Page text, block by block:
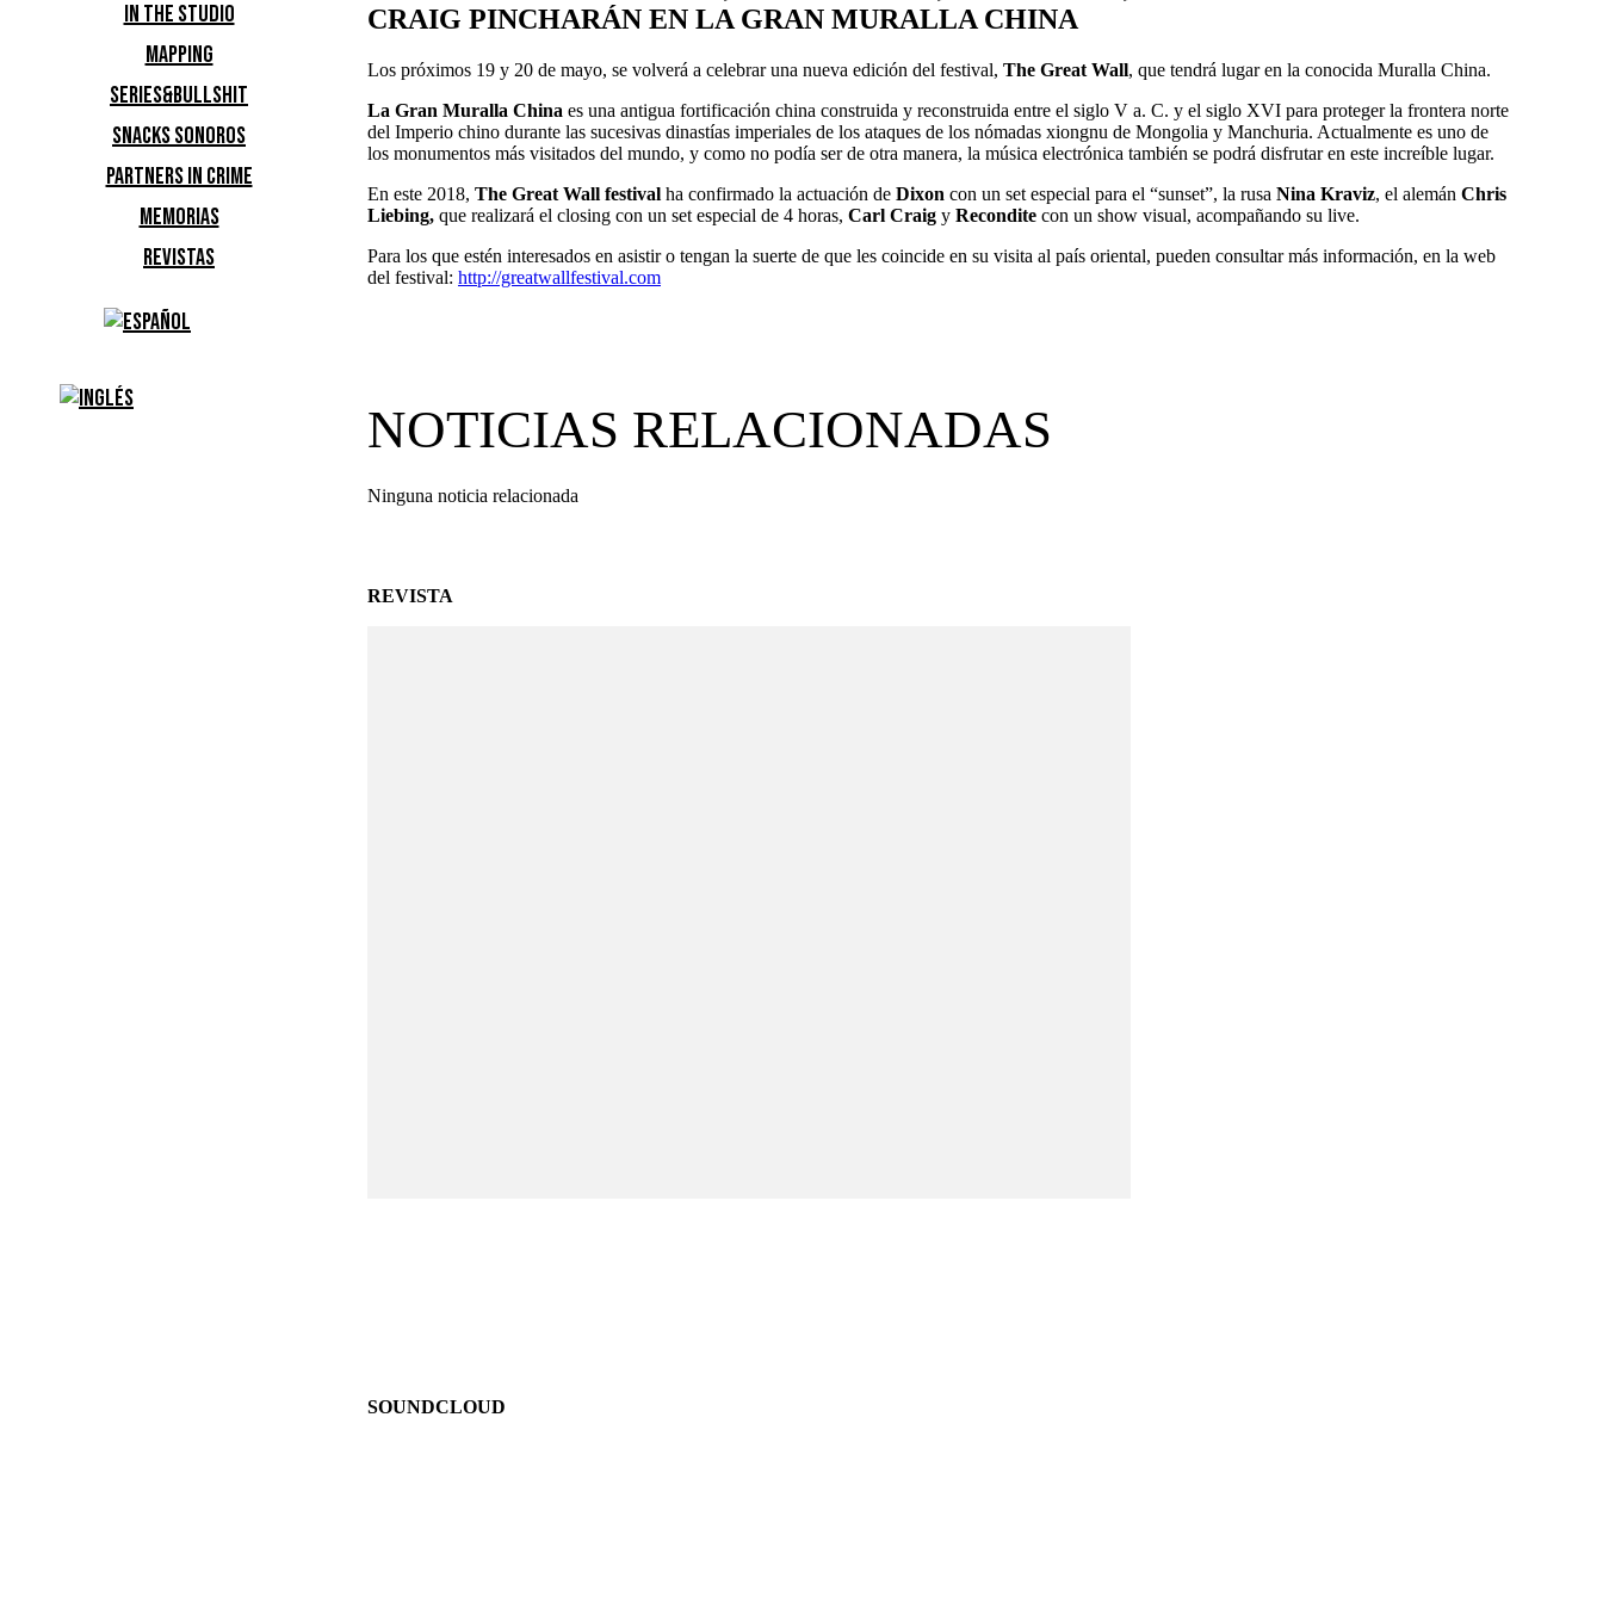
IN THE STUDIO
MAPPING
SERIES&BULLSHIT
SNACKS SONOROS
PARTNERS IN CRIME
MEMORIAS
REVISTAS
CRAIG PINCHARÁN EN LA GRAN MURALLA CHINA
Los próximos 19 y 20 de mayo, se volverá a celebrar una nueva edición del festival, The Great Wall, que tendrá lugar en la conocida Muralla China.
La Gran Muralla China es una antigua fortificación china construida y reconstruida entre el siglo V a. C. y el siglo XVI para proteger la frontera norte
del Imperio chino durante las sucesivas dinastías imperiales de los ataques de los nómadas xiongnu de Mongolia y Manchuria. Actualmente es uno de
los monumentos más visitados del mundo, y como no podía ser de otra manera, la música electrónica también se podrá disfrutar en este increíble lugar.
En este 2018, The Great Wall festival ha confirmado la actuación de Dixon con un set especial para el “sunset”, la rusa Nina Kraviz, el alemán Chris
Liebing, que realizará el closing con un set especial de 4 horas, Carl Craig y Recondite con un show visual, acompañando su live.
Para los que estén interesados en asistir o tengan la suerte de que les coincide en su visita al país oriental, pueden consultar más información, en la web
del festival: http://greatwallfestival.com
NOTICIAS RELACIONADAS
Ninguna noticia relacionada
REVISTA
SOUNDCLOUD